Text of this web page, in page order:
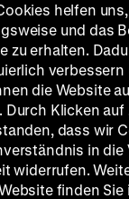
helfen
und das
zu erhalten.
verbessern
die Website
Durch Klicken auf
dass wir
in
widerrufen.
finden Sie